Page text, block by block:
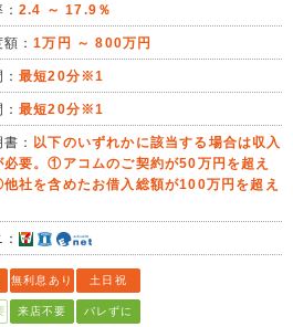
2.4 ～ 17.9％
額：1万円 ～ 800万円
最短20分※1
最短20分※1
： 以下のいずれかに該当する場合は収入
必要。①アコムのご契約が50万円を超え
社を含めたお借入総額が100万円を超え
無利息あり 土日祝
来店不要 バレずに